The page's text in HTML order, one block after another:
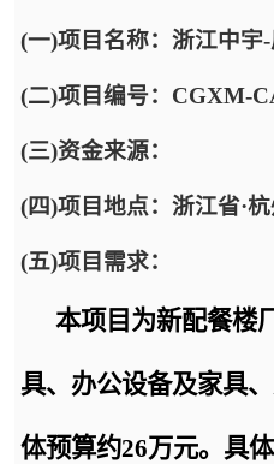
(一)项目名称：浙江中宇
(二)项目编号：CGXM-
(三)资金来源：
(四)项目地点：浙江省·
(五)项目需求：
本项目为新配餐楼
具、办公设备及家具
体预算约26万元。具